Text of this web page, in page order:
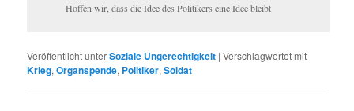
Hoffen wir, dass die Idee des Politikers eine Idee bleibt
Veröffentlicht unterSoziale Ungerechtigkeit |Verschlagwortet mit
Krieg,Organspende, Politiker,Soldat